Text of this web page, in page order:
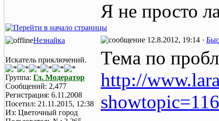
Я не просто
Незнайка 12.8.2012, 19:14 ·
Искатель приключений.
Группа: Гл. Модератор
Сообщений: 2,477
Регистрация: 6.11.2008
Посетил: 21.11.2015, 12:38
Из: Цветочный город
Тема по
http://
showtopic=116